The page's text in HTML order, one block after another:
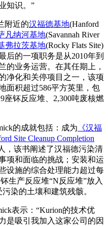
知识。”
附近的汉福德基地(Hanford
凡纳河基地(Savannah River
弗拉茨基地(Rocky Flats Site)
后的一项职务是从2010年到
的业务运营。在其任期上，
净化和关停项目之一，该项
面积超过586平方英里，包
座钚反应堆、2,300吨废核燃
的成就包括：成为 《汉福
Site Cleanup Completion
，该书阐述了汉福德污染清
项和面临的挑战；安装和运
设施的综合处理能力超过每
生产反应堆“N反应堆”放入
染的土壤和建筑残骸。
表示：“Kurion的技术优
是吸引我加入这家公司的因